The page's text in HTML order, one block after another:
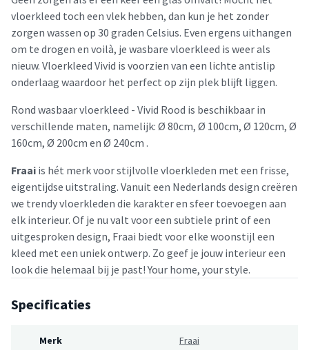
vloerkleed toch een vlek hebben, dan kun je het zonder
zorgen wassen op 30 graden Celsius. Even ergens uithangen
om te drogen en voilà, je wasbare vloerkleed is weer als
nieuw. Vloerkleed Vivid is voorzien van een lichte antislip
onderlaag waardoor het perfect op zijn plek blijft liggen.
Rond wasbaar vloerkleed - Vivid Rood is beschikbaar in
verschillende maten, namelijk: Ø 80cm, Ø 100cm, Ø 120cm, Ø
160cm, Ø 200cm en Ø 240cm .
Fraai is hét merk voor stijlvolle vloerkleden met een frisse,
eigentijdse uitstraling. Vanuit een Nederlands design creëren
we trendy vloerkleden die karakter en sfeer toevoegen aan
elk interieur. Of je nu valt voor een subtiele print of een
uitgesproken design, Fraai biedt voor elke woonstijl een
kleed met een uniek ontwerp. Zo geef je jouw interieur een
look die helemaal bij je past! Your home, your style.
Specificaties
Merk Fraai